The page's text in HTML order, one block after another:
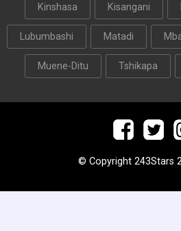
Kinshasa Kisangani
Lubumbashi Matadi
Muene-Ditu Tshikapa
© Copyright 243Stars